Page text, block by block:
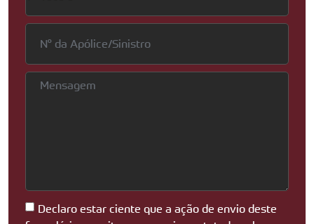
Declaro estar ciente que a ação de envio deste